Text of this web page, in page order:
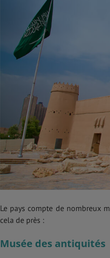
Le pays compte de nombreux
cela de près :
Musée des antiquités